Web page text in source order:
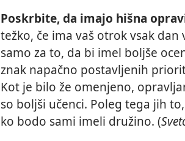
Poskrbite, da imajo hišna
težko, če ima vaš otrok vsak
samo za to, da bi imel boljše
znak napačno postavljenih
Kot je bilo že omenjeno,
so boljši učenci. Poleg tega jih
ko bodo sami imeli družino. (